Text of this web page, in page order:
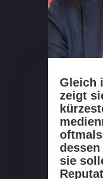
Gleich
zeigt
oftmals
sie